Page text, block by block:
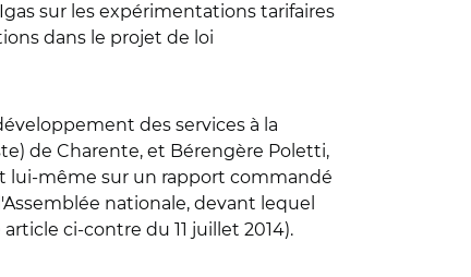
sur les expérimentations tarifaires
dans le projet de loi
des services à la
de Charente, et Bérengère Poletti,
lui-même sur un rapport commandé
nationale, devant lequel
ci-contre du 11 juillet 2014).